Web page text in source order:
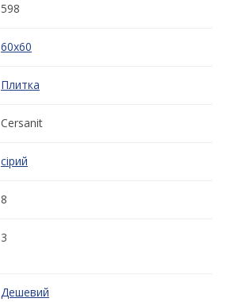
598
60x60
Плитка
Cersanit
сірий
8
3
Дешевий